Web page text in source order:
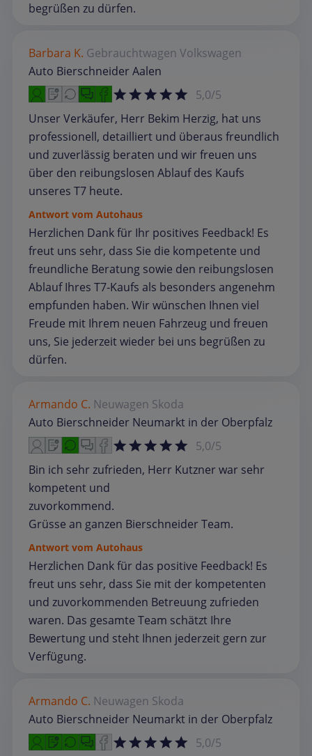
begrüßen zu dürfen.
Barbara K. Gebrauchtwagen Volkswagen
Auto Bierschneider Aalen
5,0/5
Unser Verkäufer, Herr Bekim Herzig, hat uns
professionell, detailliert und überaus freundlich
und zuverlässig beraten und wir freuen uns
über den reibungslosen Ablauf des Kaufs
unseres T7 heute.
Antwort vom Autohaus
Herzlichen Dank für Ihr positives Feedback! Es
freut uns sehr, dass Sie die kompetente und
freundliche Beratung sowie den reibungslosen
Ablauf Ihres T7‑Kaufs als besonders angenehm
empfunden haben. Wir wünschen Ihnen viel
Freude mit Ihrem neuen Fahrzeug und freuen
uns, Sie jederzeit wieder bei uns begrüßen zu
dürfen.
Armando C. Neuwagen Skoda
Auto Bierschneider Neumarkt in der Oberpfalz
5,0/5
Bin ich sehr zufrieden, Herr Kutzner war sehr
kompetent und
zuvorkommend.
Grüsse an ganzen Bierschneider Team.
Antwort vom Autohaus
Herzlichen Dank für das positive Feedback! Es
freut uns sehr, dass Sie mit der kompetenten
und zuvorkommenden Betreuung zufrieden
waren. Das gesamte Team schätzt Ihre
Bewertung und steht Ihnen jederzeit gern zur
Verfügung.
Armando C. Neuwagen Skoda
Auto Bierschneider Neumarkt in der Oberpfalz
5,0/5